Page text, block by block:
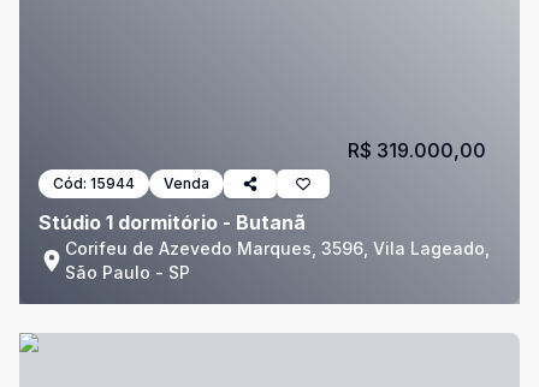
Cód: 15944 Venda
Stúdio 1 dormitório - Butanã
Corifeu de Azevedo Marques, 3596, Vila Lageado,
São Paulo - SP
R$ 319.000,00